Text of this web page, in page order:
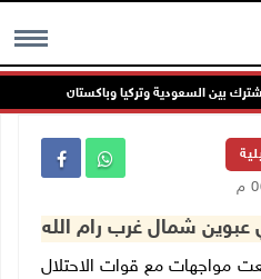
MENUبين السعودية وتركيا وباكستان
عبوين شمال غرب رام الله
وفا- اندلعت مواجهات مع قوات الاحتلال